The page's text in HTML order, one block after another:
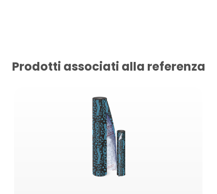
Prodotti associati alla referenza